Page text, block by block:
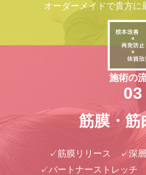
オーダーメイドで貴方に
施術の
03
筋膜・筋
✓筋膜リリース ✓深層
✓パートナーストレッチ